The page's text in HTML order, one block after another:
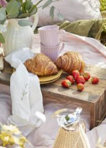
para analizar
base a un perfil
Puede obtener